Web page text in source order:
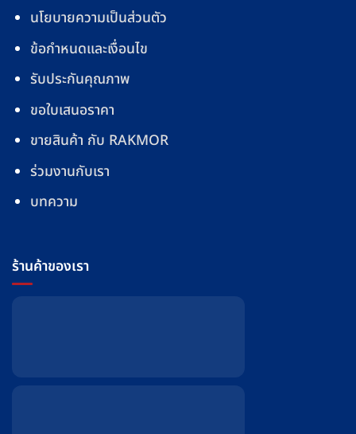
นโยบายความเป็นส่วนตัว
ข้อกำหนดและเงื่อนไข
รับประกันคุณภาพ
ขอใบเสนอราคา
ขายสินค้า กับ RAKMOR
ร่วมงานกับเรา
บทความ
ร้านค้าของเรา